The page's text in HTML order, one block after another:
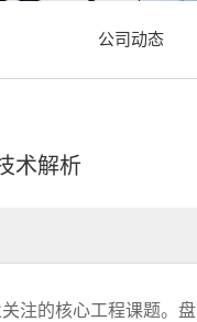
公司动态
术解析
注的核心工程课题。